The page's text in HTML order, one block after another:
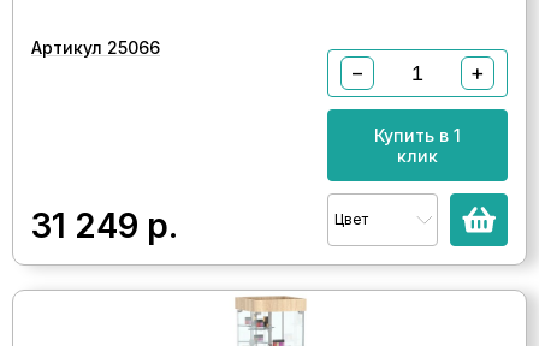
Артикул 25066
31 249 р.
− +
Купить в 1
клик
Цвет